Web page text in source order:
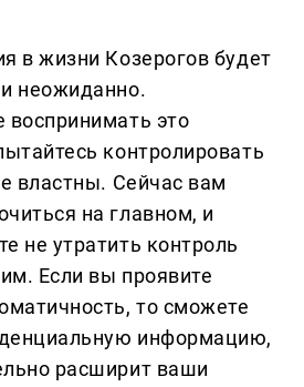
в жизни Козерогов будет
неожиданно.
воспринимать это
контролировать
властны. Сейчас вам
на главном, и
не утратить контроль
Если вы проявите
то сможете
информацию,
расширит ваши